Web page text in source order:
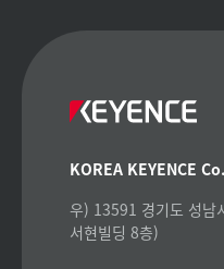
KOREA KEYENCE
우) 13591 경기도 성남
서현빌딩 8층)